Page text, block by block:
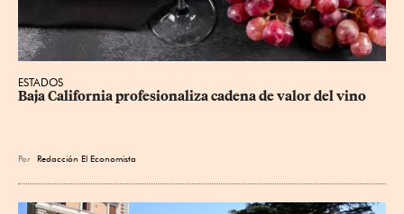
ESTADOS
Baja California profesionaliza cadena de valor del vino
Por Redacción El Economista